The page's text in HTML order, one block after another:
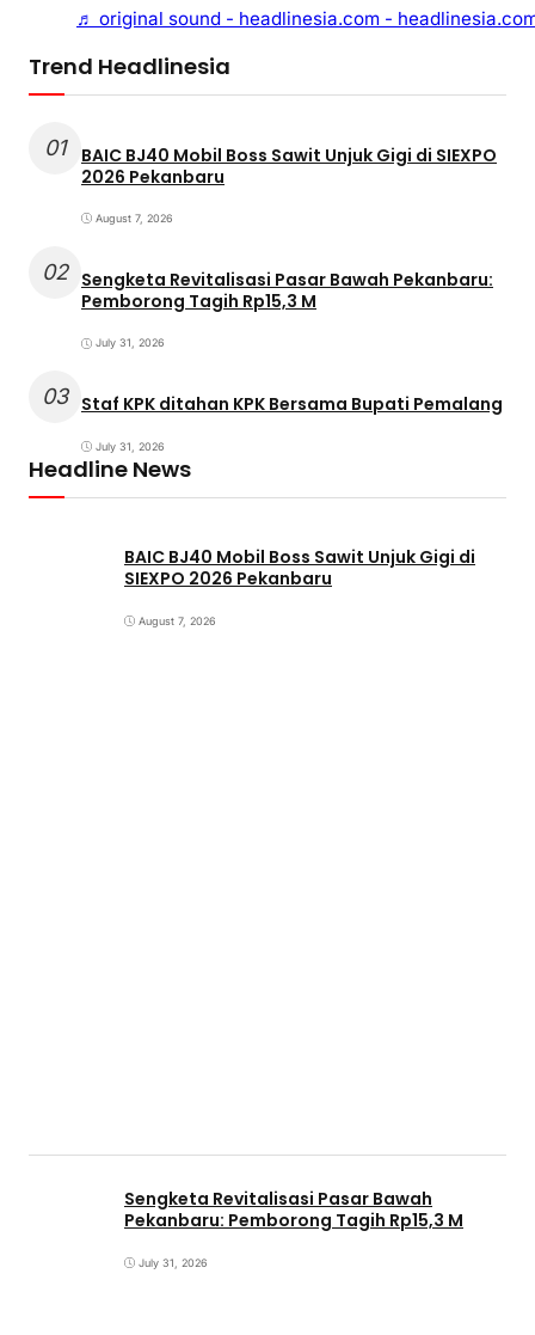
♬ original sound - headlinesia.com -
Trend Headlinesia
01
BAIC BJ40 Mobil Boss Sawit Unjuk Gigi di SIEXPO
2026 Pekanbaru
August 7, 2026
02 Sengketa Revitalisasi Pasar Bawah Pekanbaru:
Pemborong Tagih Rp15,3 M
July 31, 2026
03 Staf KPK ditahan KPK Bersama Bupati Pemalang
July 31, 2026
Headline News
BAIC BJ40 Mobil Boss Sawit Unjuk Gigi di
SIEXPO 2026 Pekanbaru
August 7, 2026
Sengketa Revitalisasi Pasar Bawah
Pekanbaru: Pemborong Tagih Rp15,3 M
July 31, 2026